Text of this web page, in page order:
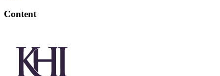
Content